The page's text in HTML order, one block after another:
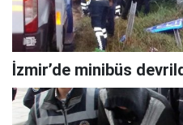
İzmir’de minibüs